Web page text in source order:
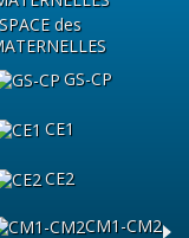
des
GS-CP
CE1
CE2
CM1-CM2